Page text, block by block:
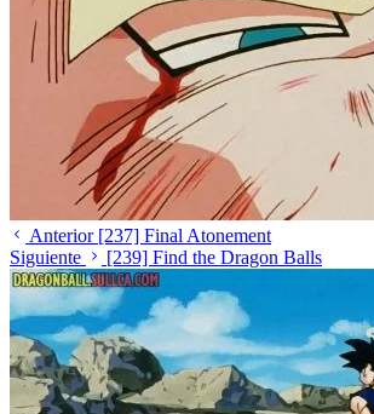
Anterior [237] Final Atonement
Siguiente
[239] Find the Dragon Balls